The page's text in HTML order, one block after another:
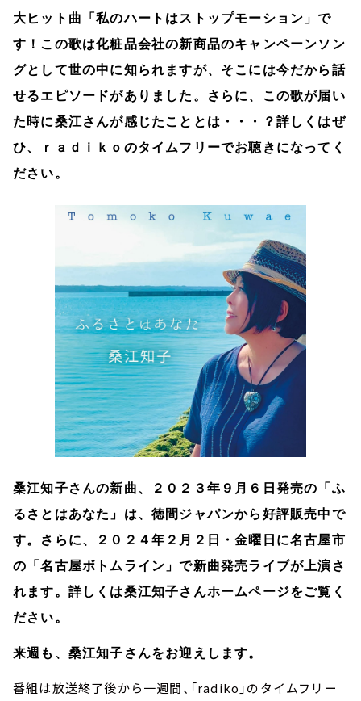
大ヒット曲「私のハートはストップモーション」で
す！この歌は化粧品会社の新商品のキャンペーンソン
グとして世の中に知られますが、そこには今だから話
せるエピソードがありました。さらに、この歌が届い
た時に桑江さんが感じたこととは・・・？詳しくはぜ
ひ、ｒａｄｉｋｏのタイムフリーでお聴きになってく
ださい。
桑江知子さんの新曲、２０２３年９月６日発売の「ふ
るさとはあなた」は、徳間ジャパンから好評販売中で
す。さらに、２０２４年２月２日・金曜日に名古屋市
の「名古屋ボトムライン」で新曲発売ライブが上演さ
れます。詳しくは桑江知子さんホームページをご覧く
ださい。
来週も、桑江知子さんをお迎えします。
番組は放送終了後から一週間、「radiko」のタイムフリー